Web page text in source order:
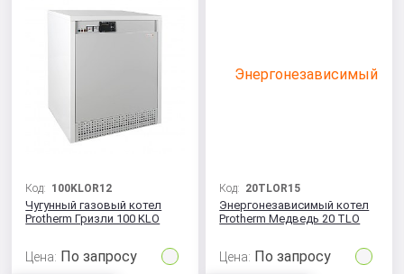
Код: 100KLOR12
Чугунный газовый котел
Protherm Гризли 100 KLO
Цена: По запросу
Код: 20TLOR15
Энергонезависимый котел
Protherm Медведь 20 TLO
Цена: По запросу